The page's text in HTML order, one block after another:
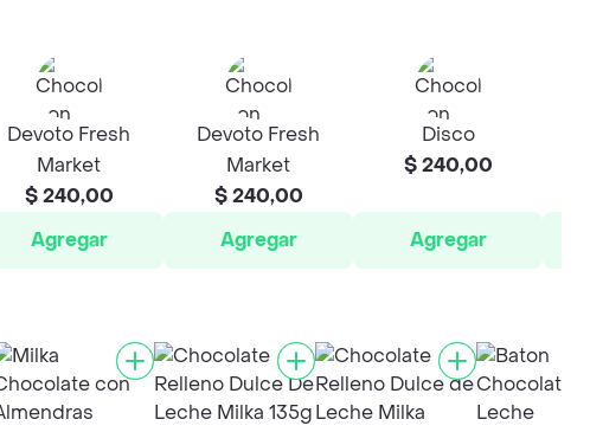
Devoto Fresh
Market
$ 240,00
Agregar
Devoto Fresh
Market
$ 240,00
Agregar
Disco
$ 240,00
Agregar